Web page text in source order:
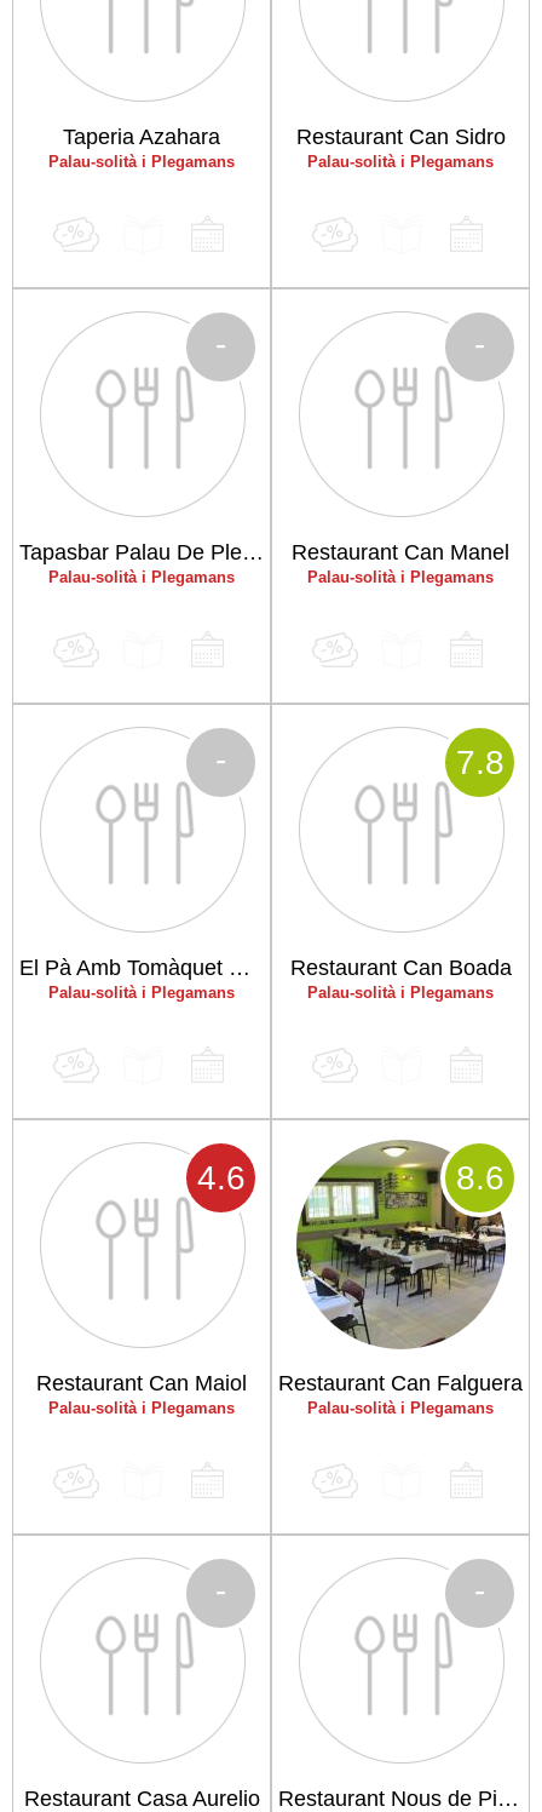
Taperia Azahara
Palau-solità i Plegamans
Restaurant Can Sidro
Palau-solità i Plegamans
Tapasbar Palau De Plegamans
Palau-solità i Plegamans
-
Restaurant Can Manel
Palau-solità i Plegamans
-
El Pà Amb Tomàquet De L'Avi
Palau-solità i Plegamans
-
Restaurant Can Boada
Palau-solità i Plegamans
7.8
Restaurant Can Maiol
Palau-solità i Plegamans
4.6
Restaurant Can Falguera
Palau-solità i Plegamans
8.6
Restaurant Casa Aurelio
-
Restaurant Nous de Pizza
-